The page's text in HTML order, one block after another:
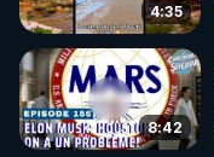
4:35
8:42